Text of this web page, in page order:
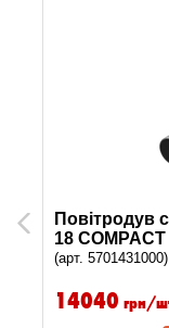
PreviousПовітродув
18 COMPACT
(арт. 5701431000)
14040 грн/